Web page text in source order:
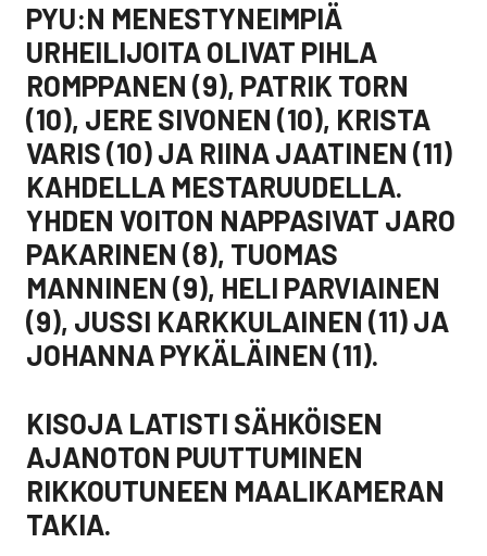
PYU:N MENESTYNEIMPIÄ
URHEILIJOITA OLIVAT PIHLA
ROMPPANEN (9), PATRIK TORN
(10), JERE SIVONEN (10), KRISTA
VARIS (10) JA RIINA JAATINEN (11)
KAHDELLA MESTARUUDELLA.
YHDEN VOITON NAPPASIVAT JARO
PAKARINEN (8), TUOMAS
MANNINEN (9), HELI PARVIAINEN
(9), JUSSI KARKKULAINEN (11) JA
JOHANNA PYKÄLÄINEN (11).
KISOJA LATISTI SÄHKÖISEN
AJANOTON PUUTTUMINEN
RIKKOUTUNEEN MAALIKAMERAN
TAKIA.